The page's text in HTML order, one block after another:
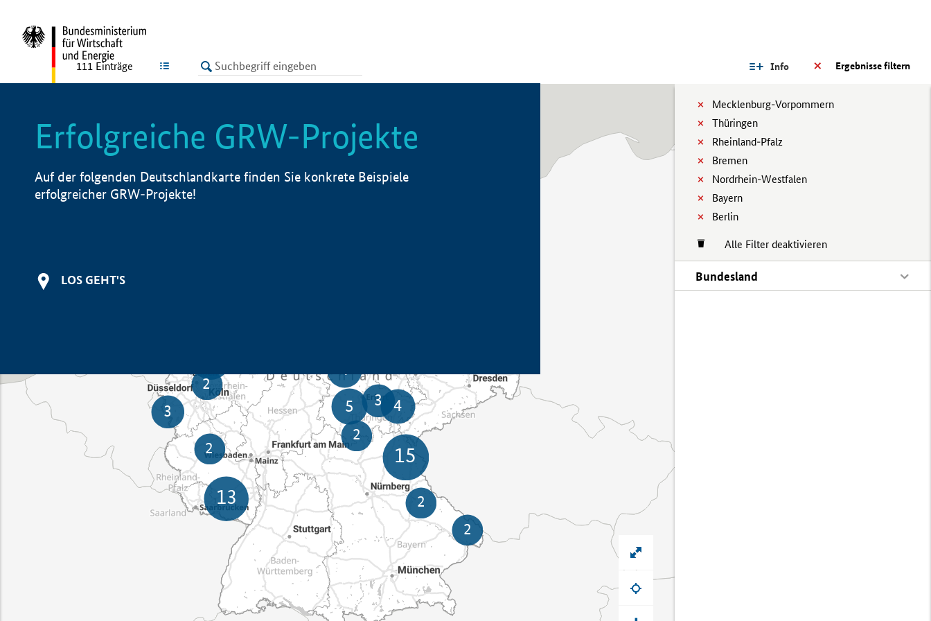
LISTE Ergebnisse filtern
Info
Mecklenburg-Vorpommern
Thüringen
Rheinland-Pfalz
Bremen
Nordrhein-Westfalen
Bayern
Berlin
Alle Filter deaktivieren
Bundesland
111 Einträge
Erfolgreiche GRW-Projekte
Auf der folgenden Deutschlandkarte finden Sie konkrete Beispiele
erfolgreicher GRW-Projekte!
LOS GEHT'S